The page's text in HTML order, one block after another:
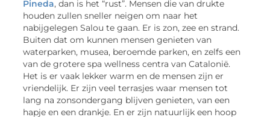
Pineda, dan is het “rust”. Mensen die van drukte
houden zullen sneller neigen om naar het
nabijgelegen Salou te gaan. Er is zon, zee en strand.
Buiten dat om kunnen mensen genieten van
waterparken, musea, beroemde parken, en zelfs een
van de grotere spa wellness centra van Catalonië.
Het is er vaak lekker warm en de mensen zijn er
vriendelijk. Er zijn veel terrasjes waar mensen tot
lang na zonsondergang blijven genieten, van een
hapje en een drankje. En er zijn natuurlijk een hoop